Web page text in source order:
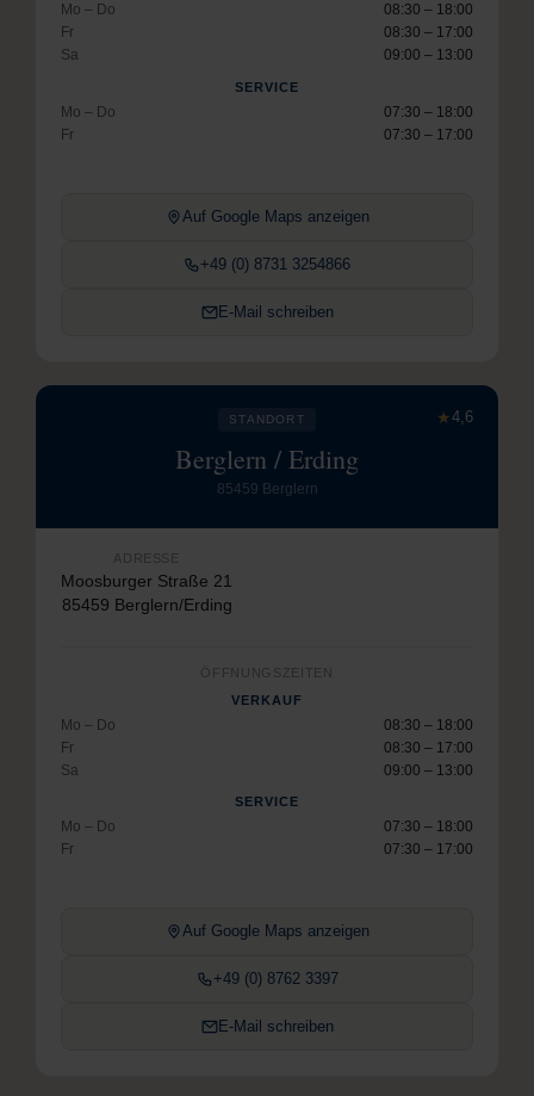
Mo – Do
08:30 – 18:00
Fr
08:30 – 17:00
Sa
09:00 – 13:00
SERVICE
Mo – Do
07:30 – 18:00
Fr
07:30 – 17:00
Auf Google Maps anzeigen
+49 (0) 8731 3254866
E-Mail schreiben
★4,6
STANDORT
Berglern / Erding
85459 Berglern
ADRESSE
Moosburger Straße 21
85459 Berglern/Erding
ÖFFNUNGSZEITEN
VERKAUF
Mo – Do
08:30 – 18:00
Fr
08:30 – 17:00
Sa
09:00 – 13:00
SERVICE
Mo – Do
07:30 – 18:00
Fr
07:30 – 17:00
Auf Google Maps anzeigen
+49 (0) 8762 3397
E-Mail schreiben